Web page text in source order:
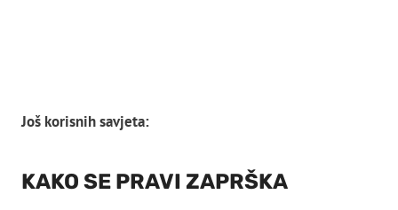
Još korisnih savjeta:
KAKO SE PRAVI ZAPRŠKA